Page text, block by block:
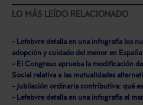
LO MÁS LEÍDO RELACIONADO
- Lefebvre detalla en una infografía los
adopción y cuidado del menor en España
- El Congreso aprueba la modificación
Social relativa a las mutualidades
- Jubilación ordinaria contributiva: qué
- Lefebvre detalla en una infografía el